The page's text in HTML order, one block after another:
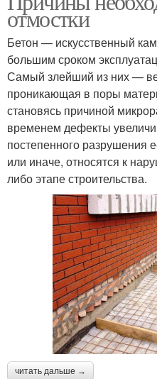
отмостки
Бетон — искусственный
большим сроком
Самый злейший из них —
проникающая в поры
становясь причиной
временем дефекты
постепенного разрушения
или иначе, относятся к
либо этапе строительства.
читать дальше →